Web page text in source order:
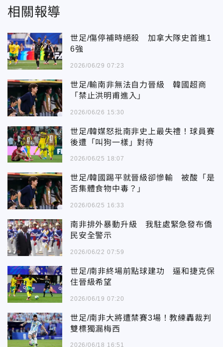
相關報導
世足/傷停補時絕殺 加拿大隊史首進1
6強
2026/06/29 07:23
世足/輸南非無法自力晉級 韓國超商
「禁止洪明甫進入」
2026/06/26 15:30
世足/韓媒怒批南非史上最失禮！球員賽
後遭「叫狗一樣」對待
2026/06/25 18:07
世足/韓國踢平就晉級卻慘輸 被酸「是
否集體食物中毒？」
2026/06/25 16:33
南非排外暴動升級 我駐處緊急發布僑
民安全警示
2026/06/22 07:59
世足/南非終場前點球建功 逼和捷克保
住晉級希望
2026/06/19 07:20
世足/南非大將遭禁賽3場！教練轟裁判
雙標獨漏梅西
2026/06/18 16:51